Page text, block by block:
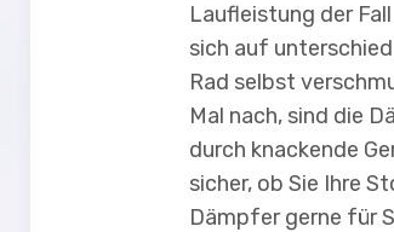
Laufleistung der
sich auf
Rad selbst
Mal nach, sind die
durch knackende
sicher, ob Sie Ihre
Dämpfer gerne für